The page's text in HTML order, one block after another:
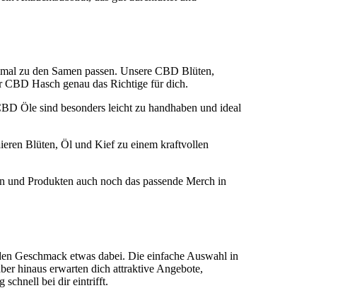
zu den Samen passen. Unsere CBD Blüten,
CBD Hasch genau das Richtige für dich.
Öle sind besonders leicht zu handhaben und ideal
Blüten, Öl und Kief zu einem kraftvollen
Produkten auch noch das passende Merch in
Geschmack etwas dabei. Die einfache Auswahl in
hinaus erwarten dich attraktive Angebote,
schnell bei dir eintrifft.